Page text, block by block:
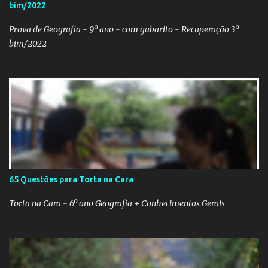
função. Eu sei porque já precisei fazer isso. Como deixei os
arquivos armazenados em cas...
bim/2022
Prova de Geografia - 9º ano - com gabarito - Recuperação 3º
bim/2022
65 Questões para Torta na Cara
Torta na Cara - 6º ano Geografia + Conhecimentos Gerais